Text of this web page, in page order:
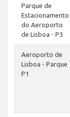
Parque de
Estacionamento
do Aeroporto
de Lisboa - P3
Aeroporto de
Lisboa - Parque
P1